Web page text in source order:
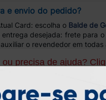
e envio do pedido?
Card: escolha o Balde de
desejada: frete para
o revendedor em todas
precisa de ajuda?
porém mensagens